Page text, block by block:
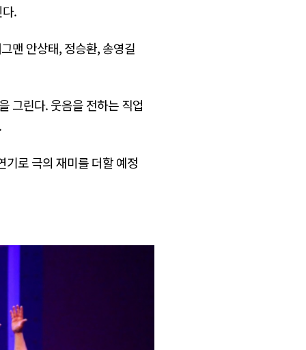
.
맨 안상태, 정승환, 송영길
그린다. 웃음을 전하는 직업
로 극의 재미를 더할 예정